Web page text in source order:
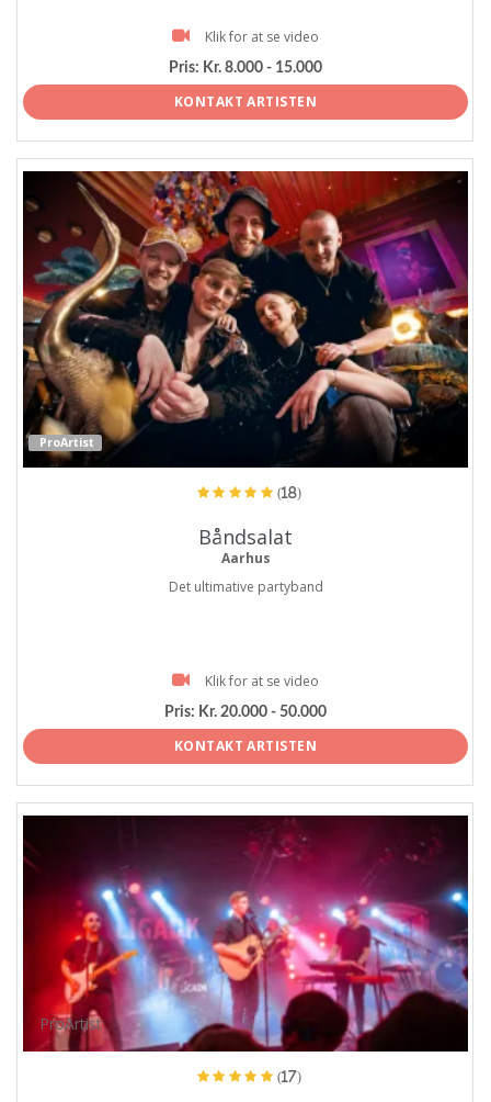
Klik for at se video
Pris: Kr. 8.000 - 15.000
KONTAKT ARTISTEN
ProArtist
(18)
Båndsalat
Aarhus
Det ultimative partyband
Klik for at se video
Pris: Kr. 20.000 - 50.000
KONTAKT ARTISTEN
ProArtist
(17)